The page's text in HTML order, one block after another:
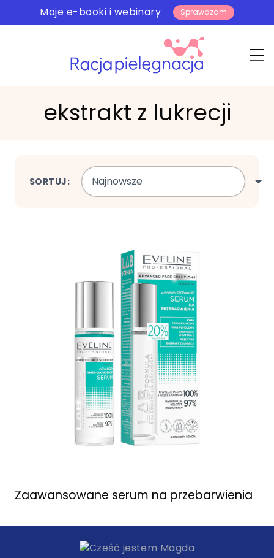
Moje e-booki i webinary Sprawdzam
ekstrakt z lukrecji
SORTUJ:
Zaawansowane serum na przebarwienia